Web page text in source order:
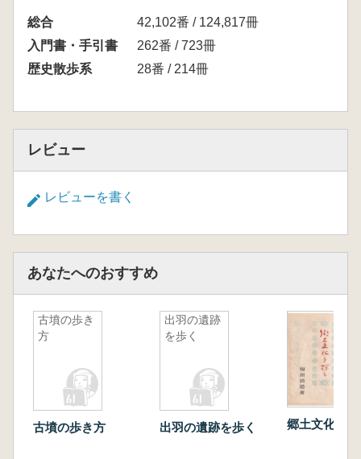
総合
42,102番 / 124,817冊
入門書・手引書
262番 / 723冊
歴史散歩系
28番 / 214冊
レビュー
レビューを書く
あなたへのおすすめ
古墳の歩き
方
古墳の歩き方
出羽の遺跡
を歩く
出羽の遺跡を歩く 郷土文化を